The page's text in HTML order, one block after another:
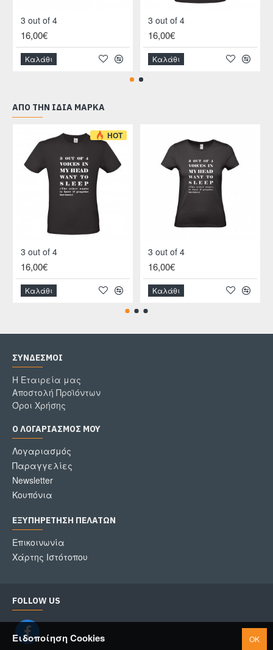
3 out of 4
16,00€
Καλάθι
3 out of 4
16,00€
Καλάθι
ΑΠΌ ΤΗΝ ΊΔΙΑ ΜΆΡΚΑ
HOT
3 out of 4
16,00€
Καλάθι
3 out of 4
16,00€
Καλάθι
ΣΎΝΔΕΣΜΟΙ
Η Εταιρεία μας
Αποστολή Προϊόντων
Όροι Χρήσης
Ο ΛΟΓΑΡΙΑΣΜΌΣ ΜΟΥ
Λογαριασμός
Παραγγελίες
Newsletter
Κουπόνια
ΕΞΥΠΗΡΈΤΗΣΗ ΠΕΛΑΤΏΝ
Επικοινωνία
Χάρτης Ιστότοπου
FOLLOW US
OK
Ειδοποίηση Cookies